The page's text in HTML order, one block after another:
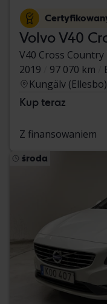
Volvo V40
V40 Cross Country
2019
97 070 km
Kungälv (Ellesbo)
Kup teraz
Z finansowaniem
środa